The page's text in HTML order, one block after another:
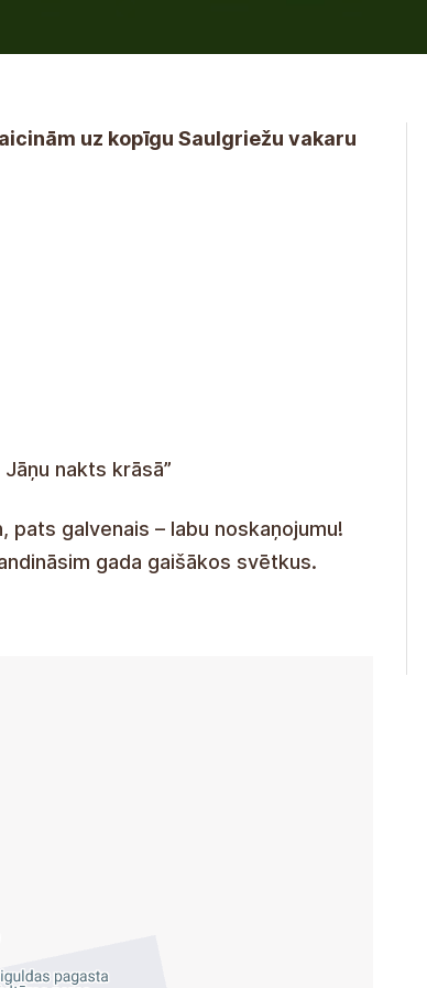
uz kopīgu Saulgriežu vakaru
nakts krāsā”
pats galvenais – labu noskaņojumu!
gada gaišākos svētkus.